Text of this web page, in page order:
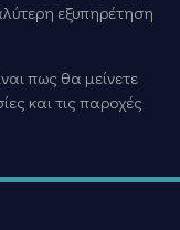
εξυπηρέτηση
πως θα μείνετε
και τις παροχές